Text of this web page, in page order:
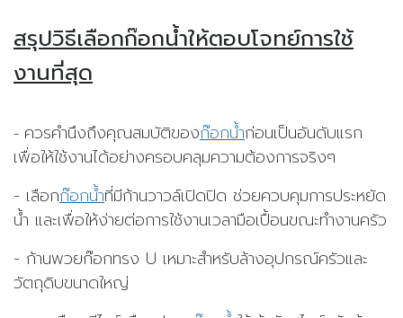
สรุปวิธีเลือกก๊อกน้ำให้ตอบโจทย์การใช้
งานที่สุด
- ควรคำนึงถึงคุณสมบัติของก๊อกน้ำก่อนเป็นอันดับแรก
เพื่อให้ใช้งานได้อย่างครอบคลุมความต้องการจริงๆ
- เลือกก๊อกน้ำที่มีก้านวาวล์เปิดปิด ช่วยควบคุมการประหยัด
น้ำ และเพื่อให้ง่ายต่อการใช้งานเวลามือเปื้อนขณะทำงานครัว
- ก้านพวยก๊อกทรง U เหมาะสำหรับล้างอุปกรณ์ครัวและ
วัตถุดิบขนาดใหญ่